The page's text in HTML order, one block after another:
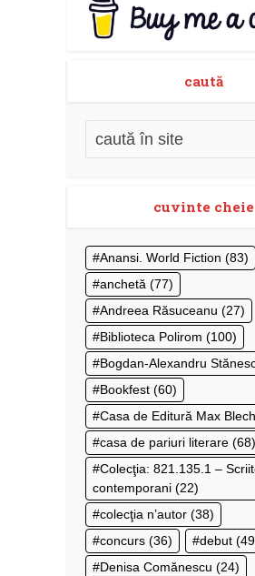
caută
cuvinte cheie
Anansi. World Fiction (83)
anchetă (77)
Andreea Răsuceanu (27)
Biblioteca Polirom (100)
Bogdan-Alexandru
Bookfest (60)
Casa de Editură Max
casa de pariuri literare (68)
Colecţia: 821.135.1 –
contemporani (22)
colecţia n’autor (38)
concurs (36) debut
Denisa Comănescu (24)